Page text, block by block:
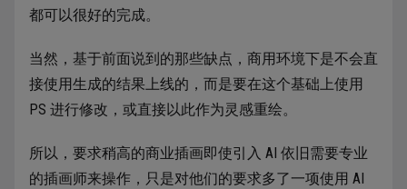
都可以很好的完成。
当然，基于前面说到的那些缺点，商用环境下是不会直
接使用生成的结果上线的，而是要在这个基础上使用
PS 进行修改，或直接以此作为灵感重绘。
所以，要求稍高的商业插画即使引入 AI 依旧需要专业
的插画师来操作，只是对他们的要求多了一项使用 AI